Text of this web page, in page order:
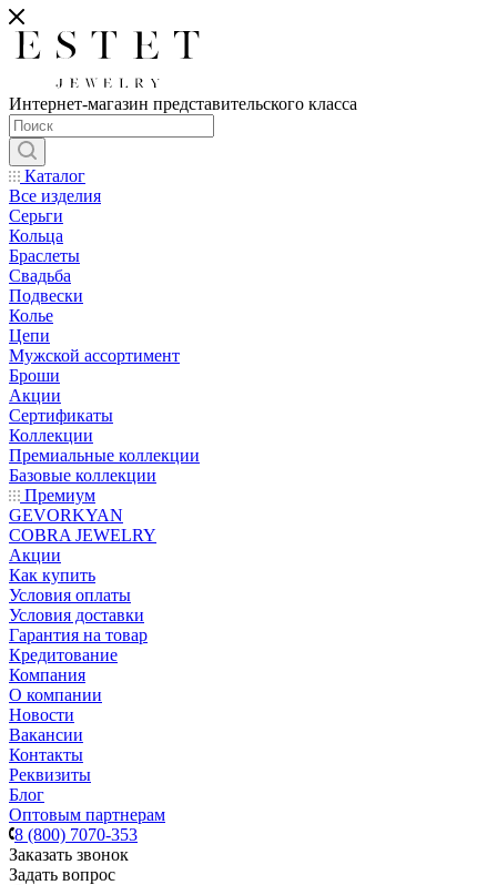
Интернет-магазин представительского класса
Каталог
Все изделия
Серьги
Кольца
Браслеты
Свадьба
Подвески
Колье
Цепи
Мужской ассортимент
Броши
Акции
Сертификаты
Коллекции
Премиальные коллекции
Базовые коллекции
Премиум
GEVORKYAN
COBRA JEWELRY
Акции
Как купить
Условия оплаты
Условия доставки
Гарантия на товар
Кредитование
Компания
О компании
Новости
Вакансии
Контакты
Реквизиты
Блог
Оптовым партнерам
8 (800) 7070-353
Заказать звонок
Задать вопрос